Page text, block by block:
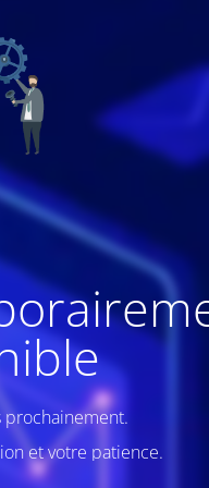
prochainement.
et votre patience.